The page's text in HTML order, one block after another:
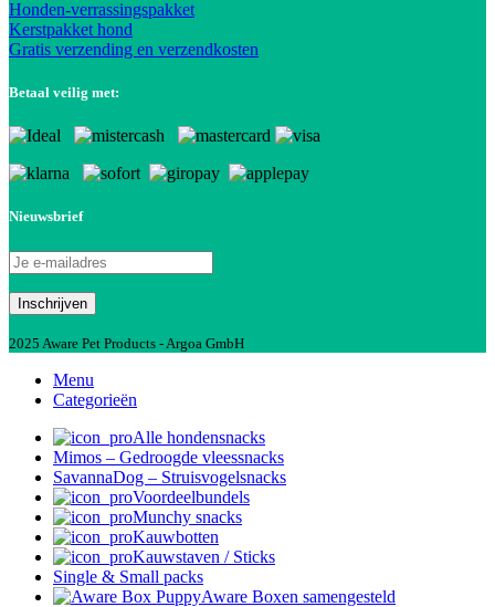
Honden-verrassingspakket
Kerstpakket hond
Gratis verzending en verzendkosten
Betaal veilig met:
Nieuwsbrief
2025 Aware Pet Products - Argoa GmbH
Menu
Categorieën
Alle hondensnacks
Mimos – Gedroogde vleessnacks
SavannaDog – Struisvogelsnacks
Voordeelbundels
Munchy snacks
Kauwbotten
Kauwstaven / Sticks
Single & Small packs
Aware Boxen samengesteld